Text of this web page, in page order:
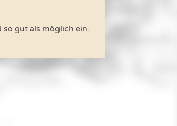
gut als möglich ein.